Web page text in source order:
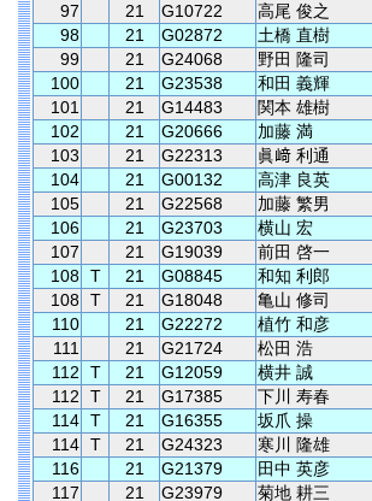
97
21 G10722 高尾 俊之
98
21 G02872 土橋 直樹
99
21 G24068 野田 隆司
100
21 G23538 和田 義輝
101
21 G14483 関本 雄樹
102
21 G20666 加藤 満
103
21 G22313 眞﨑 利通
104
21 G00132 高津 良英
105
21 G22568 加藤 繁男
106
21 G23703 横山 宏
107
21 G19039 前田 啓一
108 T 21 G08845 和知 利郎
108 T 21 G18048 亀山 修司
110
21 G22272 植竹 和彦
111
21 G21724 松田 浩
112
T 21 G12059 横井 誠
112
T 21 G17385 下川 寿春
114 T 21 G16355 坂爪 操
114 T 21 G24323 寒川 隆雄
116
21 G21379 田中 英彦
117
21 G23979 菊地 耕三